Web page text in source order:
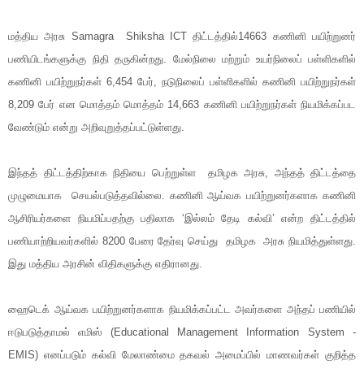
மத்திய அரசு Samagra Shiksha ICT திட்டத்தில்14663 கணினி பயிற்றுனர்
பணியிடங்களுக்கு நிதி தருகின்றது. மேல்நிலை மற்றும் உயர்நிலைப் பள்ளிகளில்
கணினி பயிற்றுநர்கள் 6,454 பேர், நடுநிலைப் பள்ளிகளில் கணினி பயிற்றுநர்கள்
8,209 பேர் என மொத்தம் மொத்தம் 14,663 கணினி பயிற்றுநர்கள் நியமிக்கப்பட
வேண்டும் என்று அறிவுறுத்தப்பட்டுள்ளது.
இந்தத் திட்டத்திற்காக நிதியை பெற்றுள்ள தமிழக அரசு, அந்தத் திட்டத்தை
முழுமையாக செயல்படுத்தவில்லை. கணினி ஆய்வக பயிற்றுனர்களாக கணினி
ஆசிரியர்களை நியமிப்பதற்கு பதிலாக ‘இல்லம் தேடி கல்வி’ என்ற திட்டத்தில்
பணியாற்றியவர்களில் 8200 பேரை தேர்வு செய்து தமிழக அரசு நியமித்துள்ளது.
இது மத்திய அரசின் விதிகளுக்கு எதிரானது.
ஹைடெக் ஆய்வக பயிற்றுனர்களாக நியமிக்கப்பட்ட அவர்களை அந்தப் பணியில்
ஈடுபடுத்தாமல் எமிஸ் (Educational Management Information System -
EMIS) எனப்படும் கல்வி மேலாண்மை தகவல் அமைப்பில் மாணவர்கள் குறித்த